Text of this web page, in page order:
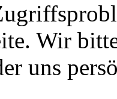
Wir
uns